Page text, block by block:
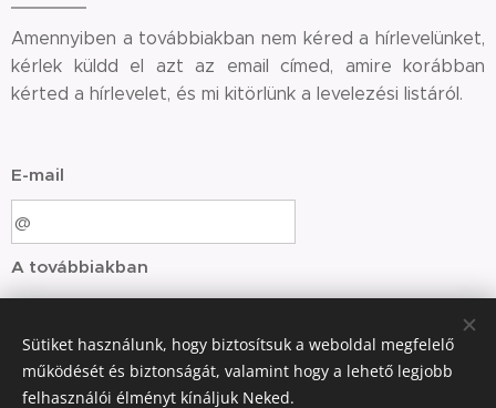
Amennyiben a továbbiakban nem kéred a hírlevelünket,
kérlek küldd el azt az email címed, amire korábban
kérted a hírlevelet, és mi kitörlünk a levelezési listáról.
E-mail
A továbbiakban
szolgáltatást.
Küldés
Sütiket használunk, hogy biztosítsuk a weboldal megfelelő
működését és biztonságát, valamint hogy a lehető legjobb
felhasználói élményt kínáljuk Neked.